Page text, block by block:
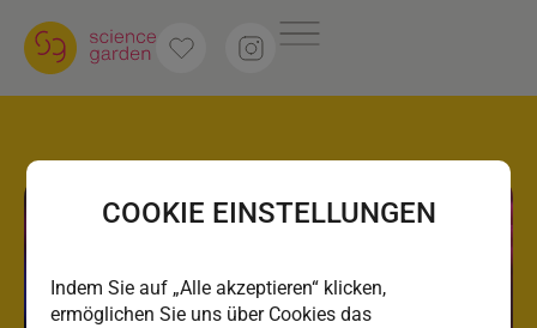
COOKIE EINSTELLUNGEN
Indem Sie auf „Alle akzeptieren“ klicken,
ermöglichen Sie uns über Cookies das